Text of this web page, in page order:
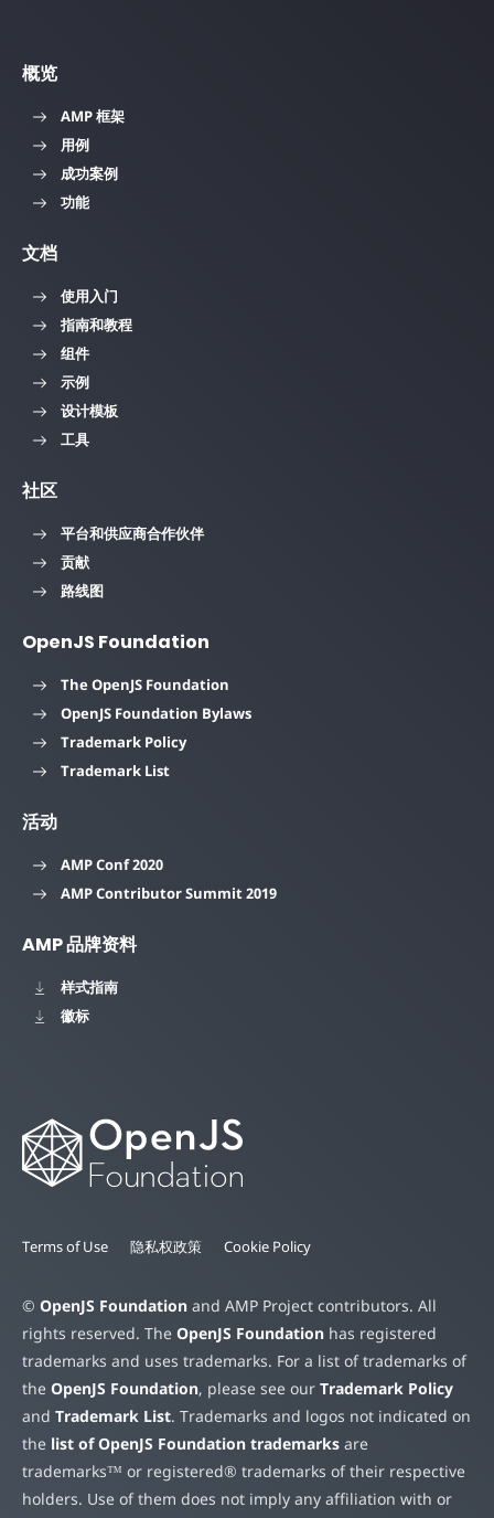
概览
AMP 框架
用例
成功案例
功能
文档
使用入门
指南和教程
组件
示例
设计模板
工具
社区
平台和供应商合作伙伴
贡献
路线图
OpenJS Foundation
The OpenJS Foundation
OpenJS Foundation Bylaws
Trademark Policy
Trademark List
活动
AMP Conf 2020
AMP Contributor Summit 2019
AMP 品牌资料
样式指南
徽标
Terms of Use 隐私权政策 Cookie Policy
© OpenJS Foundation and AMP Project contributors. All
rights reserved. The OpenJS Foundation has registered
trademarks and uses trademarks. For a list of trademarks of
the OpenJS Foundation, please see our Trademark Policy
and Trademark List. Trademarks and logos not indicated on
the list of OpenJS Foundation trademarks are
trademarks™ or registered® trademarks of their respective
holders. Use of them does not imply any affiliation with or